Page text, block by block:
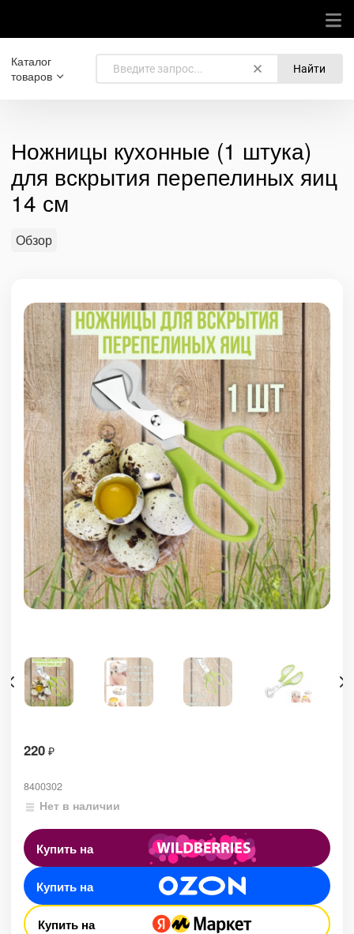
Каталог
товаров
Найти
Ножницы кухонные (1 штука)
для вскрытия перепелиных яиц
14 см
Обзор
220 ₽
8400302
Нет в наличии
Купить на
Купить на
Купить на